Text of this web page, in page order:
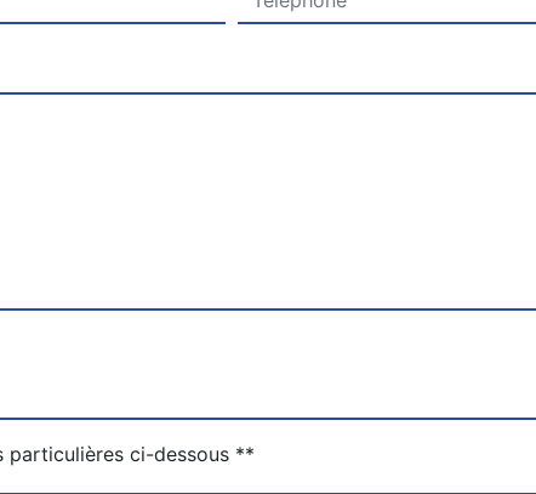
particulières ci-dessous **